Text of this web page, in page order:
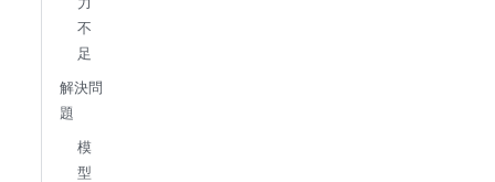
不
足
解決問
題
模
型